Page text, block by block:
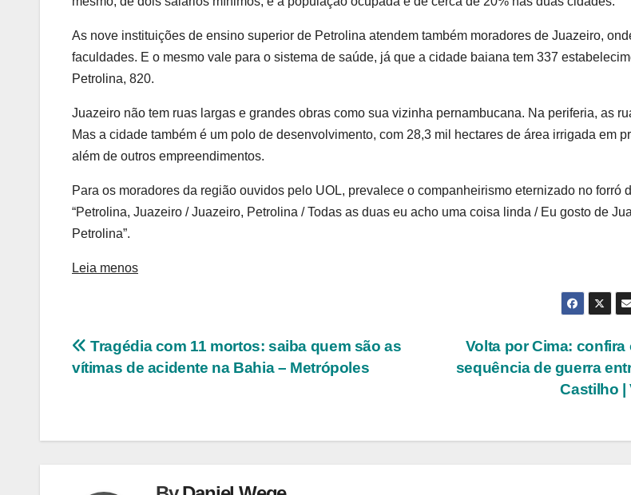
As nove instituições de ensino superior de Petrolina atendem também moradores de Juazeiro,
faculdades. E o mesmo vale para o sistema de saúde, já que a cidade baiana tem 337
Petrolina, 820.
Juazeiro não tem ruas largas e grandes obras como sua vizinha pernambucana. Na periferia, as
Mas a cidade também é um polo de desenvolvimento, com 28,3 mil hectares de área irrigada em
além de outros empreendimentos.
Para os moradores da região ouvidos pelo UOL, prevalece o companheirismo eternizado no forró
“Petrolina, Juazeiro / Juazeiro, Petrolina / Todas as duas eu acho uma coisa linda / Eu gosto de
Petrolina”.
Leia menos
Navegação
Volta por Cima:
sequência de guerra
Castilho |
Tragédia com 11 mortos: saiba quem são as
vítimas de acidente na Bahia – Metrópoles